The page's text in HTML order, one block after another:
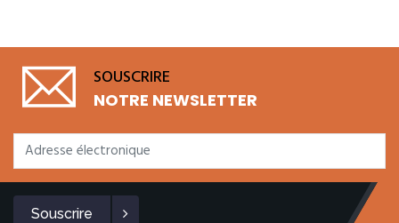
SOUSCRIRE
NOTRE NEWSLETTER
Souscrire